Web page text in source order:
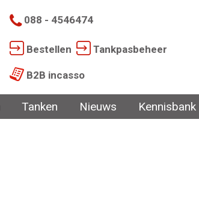
088 - 4546474
Bestellen Tankpasbeheer
B2B incasso
Tanken Nieuws Kennisbank